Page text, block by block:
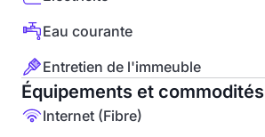
Eau courante
Entretien de l'immeuble
Équipements et commodités
Internet (Fibre)